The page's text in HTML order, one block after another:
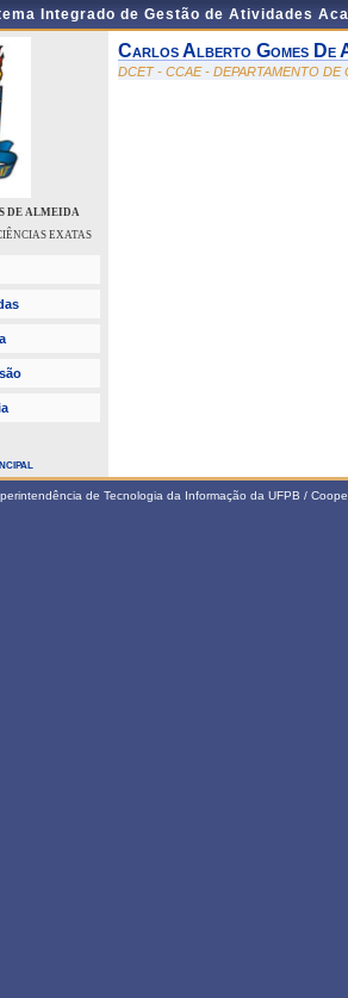
Integrado de Gestão de Atividades
DE ALMEIDA
EXATAS
Carlos Alberto Gomes De
DCET - CCAE - DEPARTAMENTO DE
de Tecnologia da Informação da UFPB /